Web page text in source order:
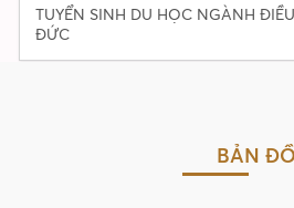
TUYỂN SINH DU HỌC NGÀNH
ĐỨC
BẢN ĐỒ